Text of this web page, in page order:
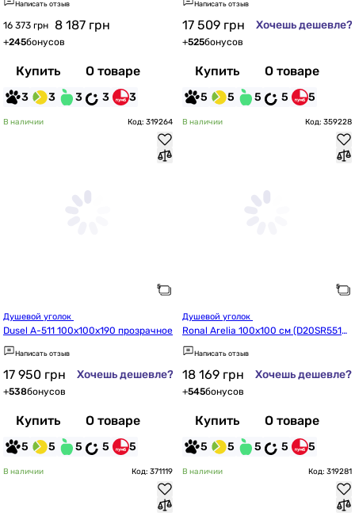
Написать отзыв
16 373 грн 8 187 грн
+245бонусов
Купить О товаре
3 3 3 3 3
Написать отзыв
17 509 грн Хочешь дешевле?
+525бонусов
Купить О товаре
5 5 5 5 5
В наличии Код: 319264
Dusel A-511 100x100x190 прозрачное
Написать отзыв
17 950 грн Хочешь дешевле?
+538бонусов
Купить О товаре
5 5 5 5 5
В наличии Код: 359228
Ronal Arelia 100x100 см (D20SR5510
04007)
Написать отзыв
18 169 грн Хочешь дешевле?
+545бонусов
Купить О товаре
5 5 5 5 5
В наличии Код: 371119 В наличии Код: 319281